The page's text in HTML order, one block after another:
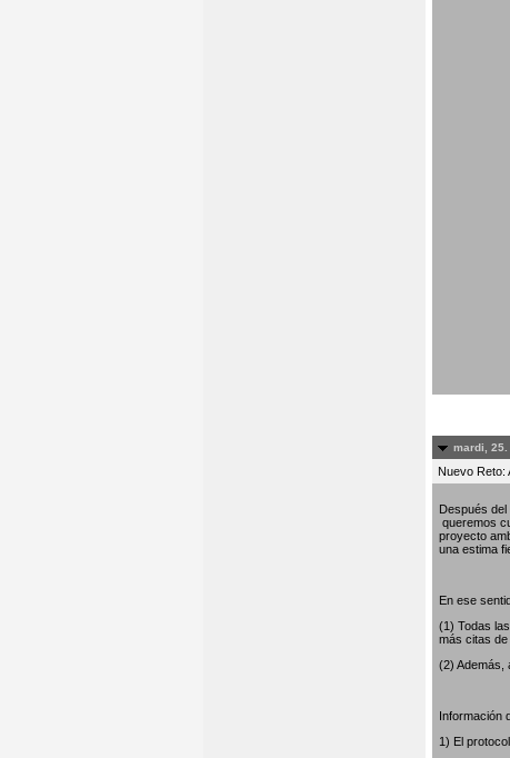
mardi, 25.
Nuevo Reto:
Después
queremos
proyecto
una estima
En ese
(1) Todas
más citas de
(2) Además,
Información
1) El